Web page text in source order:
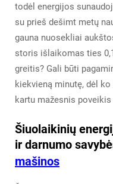
todėl energijos
su prieš dešimt metų
gauna nuosekliai
storis išlaikomas ties
greitis? Gali būti
kiekvieną minutę, dėl
kartu mažesnis
Šiuolaikinių
ir darnumo
mašinos